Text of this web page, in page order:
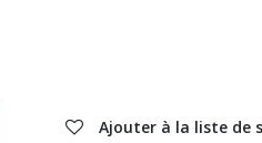
Ajouter à la liste de